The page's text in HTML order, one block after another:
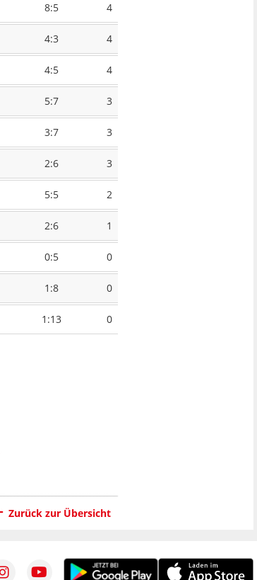
8:5 4
4:3 4
4:5 4
5:7 3
3:7 3
2:6 3
5:5 2
2:6 1
0:5 0
1:8 0
1:13 0
Zurück zur Übersicht